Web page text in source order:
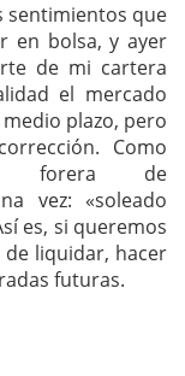
sentimientos que
en bolsa, y ayer
de mi cartera
el mercado
plazo, pero
Como
forera de
vez: «soleado
es, si queremos
liquidar, hacer
futuras.